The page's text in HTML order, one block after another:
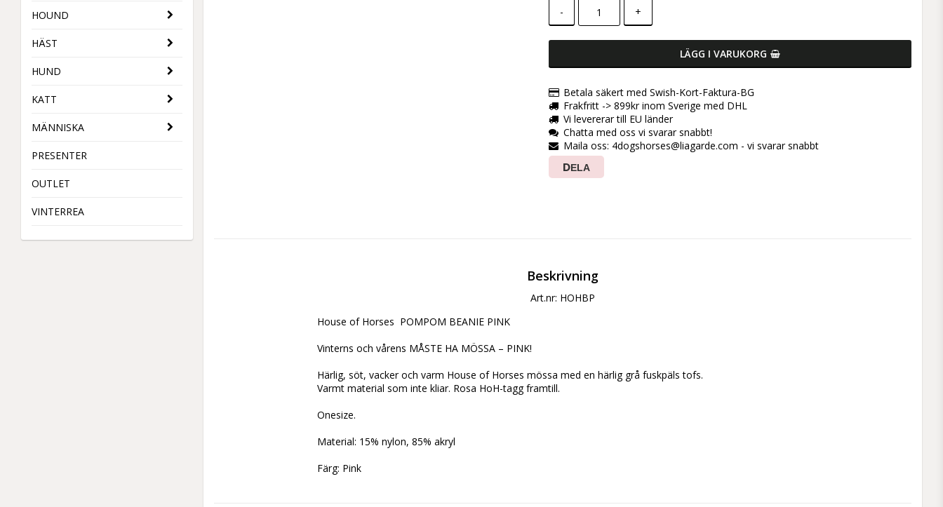
HOUND
HÄST
HUND
KATT
MÄNNISKA
PRESENTER
OUTLET
VINTERREA
- +
LÄGG I VARUKORG
Betala säkert med Swish-Kort-Faktura-BG
Frakfritt -> 899kr inom Sverige med DHL
Vi levererar till EU länder
Chatta med oss vi svarar snabbt!
Maila oss: 4dogshorses@liagarde.com - vi svarar snabbt
DELA
Beskrivning
Art.nr: HOHBP
House of Horses  POMPOM BEANIE PINK
Vinterns och vårens MÅSTE HA MÖSSA – PINK!
Härlig, söt, vacker och varm House of Horses mössa med en härlig grå fuskpäls tofs.
Varmt material som inte kliar. Rosa HoH-tagg framtill.
Onesize.
Material: 15% nylon, 85% akryl